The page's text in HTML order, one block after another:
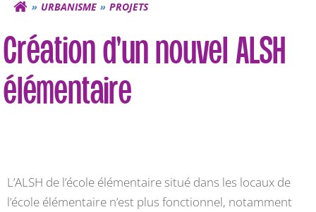
URBANISME PROJETS
Création d’un nouvel ALSH
élémentaire
L’ALSH de l’école élémentaire situé dans les locaux de
l’école élémentaire n’est plus fonctionnel, notamment